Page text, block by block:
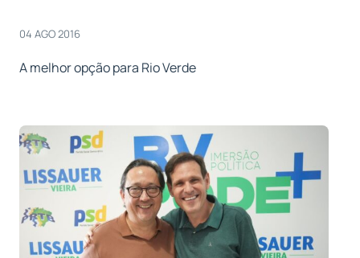
04 AGO 2016
A melhor opção para Rio Verde